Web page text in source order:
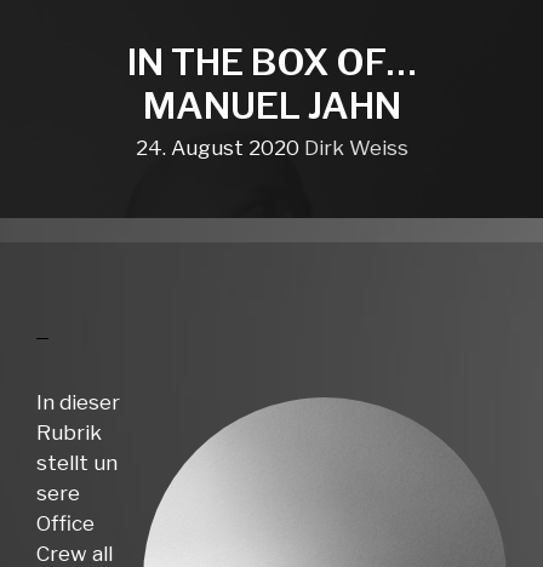
IN THE BOX OF…
MANUEL JAHN
24. August 2020 Dirk Weiss
In dieser
Rubrik
stellt un
sere
Office
Crew all